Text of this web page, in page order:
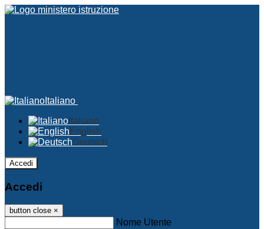
Italiano
Italiano
English
Deutsch
Accedi
Accedi
button close ×
Nome Utente